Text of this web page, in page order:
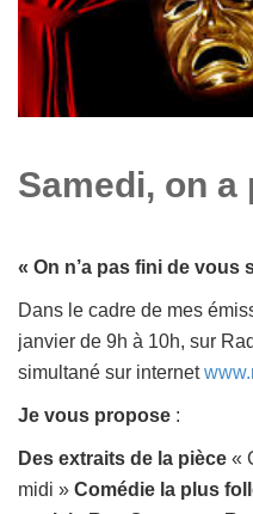
Samedi, on
« On n’a pas fini de vous
Dans le cadre de mes
janvier de 9h à 10h, sur
simultané sur internet
Je vous propose :
Des extraits de la pièce «
midi » Comédie la plus